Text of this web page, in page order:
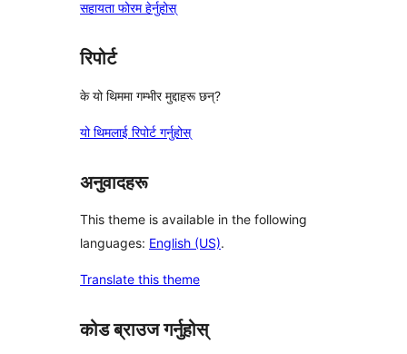
सहायता फोरम हेर्नुहोस्
रिपोर्ट
के यो थिममा गम्भीर मुद्दाहरू छन्?
यो थिमलाई रिपोर्ट गर्नुहोस्
अनुवादहरू
This theme is available in the following
languages: English (US).
Translate this theme
कोड ब्राउज गर्नुहोस्